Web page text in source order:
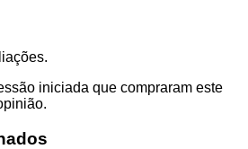
iniciada que compraram este